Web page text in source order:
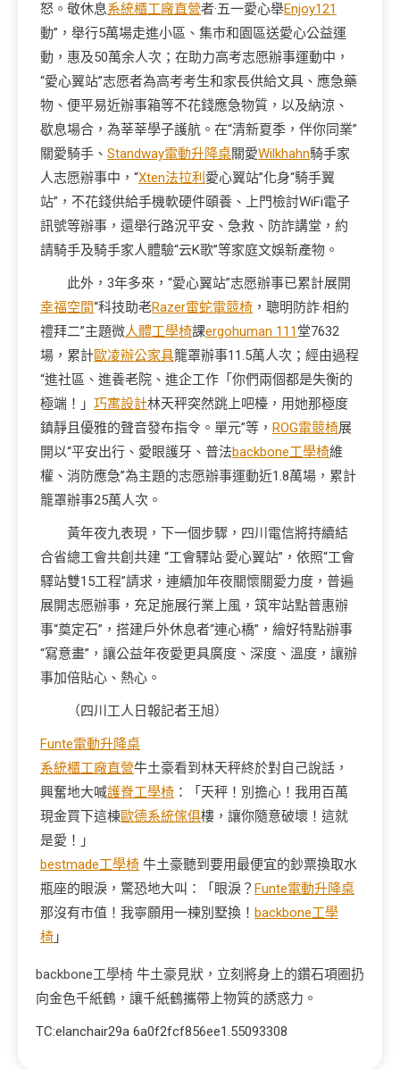
怒。敬休息系統櫃工廠直營者·五一愛心舉Enjoy121
動”，舉行5萬場走進小區、集市和園區送愛心公益運
動，惠及50萬余人次；在助力高考志愿辦事運動中，
“愛心翼站”志愿者為高考考生和家長供給文具、應急藥
物、便平易近辦事箱等不花錢應急物質，以及納涼、
歇息場合，為莘莘學子護航。在“清新夏季，伴你同業”
關愛騎手、 Standway電動升降桌關愛Wilkhahn騎手家
人志愿辦事中，“Xten法拉利 愛心翼站”化身“騎手翼
站”，不花錢供給手機軟硬件頤養、上門檢討WiFi電子
訊號等辦事，還舉行路況平安、急救、防詐講堂，約
請騎手及騎手家人體驗“云K歌”等家庭文娛新產物。
此外，3年多來，“愛心翼站”志愿辦事已累計展開
幸福空間“科技助老Razer雷蛇電競椅 ，聰明防詐·相約
禮拜二”主題微人體工學椅課ergohuman 111堂7632
場，累計歐凌辦公家具籠罩辦事11.5萬人次；經由過程
“進社區、進養老院、進企工作「你們兩個都是失衡的
極端！」 巧寓設計林天秤突然跳上吧檯，用她那極度
鎮靜且優雅的聲音發布指令。單元”等， ROG電競椅展
開以“平安出行、愛眼護牙、普法backbone工學椅維
權、消防應急”為主題的志愿辦事運動近1.8萬場，累計
籠罩辦事25萬人次。
黃年夜九表現，下一個步驟，四川電信將持續結
合省總工會共創共建 “工會驛站·愛心翼站”，依照“工會
驛站雙15工程”請求，連續加年夜關懷關愛力度，普遍
展開志愿辦事，充足施展行業上風，筑牢站點普惠辦
事“奠定石”，搭建戶外休息者“連心橋”，繪好特點辦事
“寫意畫”，讓公益年夜愛更具廣度、深度、溫度，讓辦
事加倍貼心、熱心。
（四川工人日報記者王旭）
Funte電動升降桌
系統櫃工廠直營牛土豪看到林天秤終於對自己說話，
興奮地大喊護脊工學椅 ：「天秤！別擔心！我用百萬
現金買下這棟歐德系統傢俱樓，讓你隨意破壞！這就
是愛！」
bestmade工學椅 牛土豪聽到要用最便宜的鈔票換取水
瓶座的眼淚，驚恐地大叫：「眼淚？ Funte電動升降桌
那沒有市值！我寧願用一棟別墅換！ backbone工學
椅 」
backbone工學椅 牛土豪見狀，立刻將身上的鑽石項圈扔
向金色千紙鶴，讓千紙鶴攜帶上物質的誘惑力。
TC:elanchair29a 6a0f2fcf856ee1.55093308